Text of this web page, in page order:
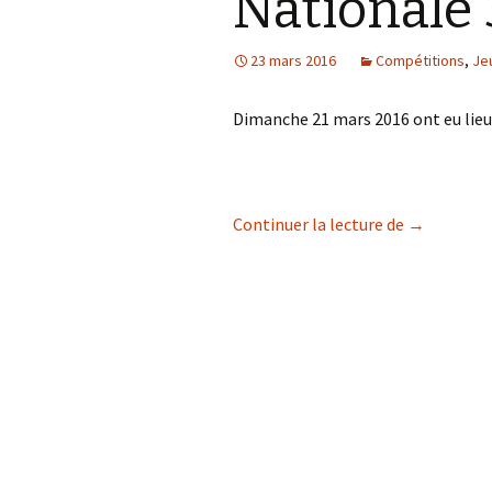
23 mars 2016 Compétitions,
Dimanche 21 mars 2016 ont eu
Continuer la lecture de Nationale 3
→